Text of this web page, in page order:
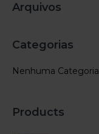
Arquivos
Categorias
Nenhuma Categoria
Products